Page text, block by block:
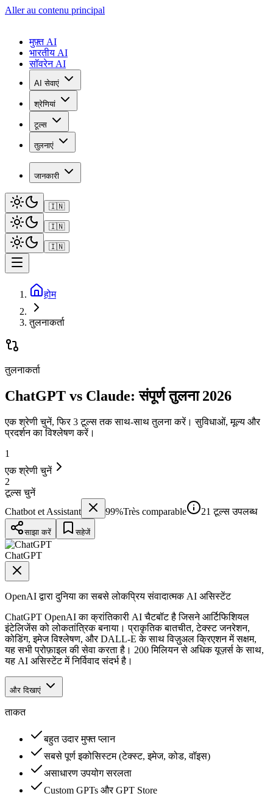
Aller au contenu principal
मुफ़्त AI
भारतीय AI
सॉवरेन AI
AI सेवाएं
श्रेणियां
टूल्स
तुलनाएं
जानकारी
🇮🇳
🇮🇳
🇮🇳
होम
तुलनाकर्ता
तुलनाकर्ता
ChatGPT vs Claude: संपूर्ण तुलना 2026
एक श्रेणी चुनें, फिर 3 टूल्स तक साथ-साथ तुलना करें। सुविधाओं, मूल्य और
प्रदर्शन का विश्लेषण करें।
1
एक श्रेणी चुनें
2
टूल्स चुनें
Chatbot et Assistant
99%Très comparable 21 टूल्स उपलब्ध
साझा करें सहेजें
ChatGPT
OpenAI द्वारा दुनिया का सबसे लोकप्रिय संवादात्मक AI असिस्टेंट
ChatGPT OpenAI का क्रांतिकारी AI चैटबॉट है जिसने आर्टिफिशियल
इंटेलिजेंस को लोकतांत्रिक बनाया। प्राकृतिक बातचीत, टेक्स्ट जनरेशन,
कोडिंग, इमेज विश्लेषण, और DALL-E के साथ विज़ुअल क्रिएशन में सक्षम,
यह सभी प्रोफ़ाइल की सेवा करता है। 200 मिलियन से अधिक यूज़र्स के साथ,
यह AI असिस्टेंट में निर्विवाद संदर्भ है।
और दिखाएं
ताकत
बहुत उदार मुफ्त प्लान
सबसे पूर्ण इकोसिस्टम (टेक्स्ट, इमेज, कोड, वॉइस)
असाधारण उपयोग सरलता
Custom GPTs और GPT Store